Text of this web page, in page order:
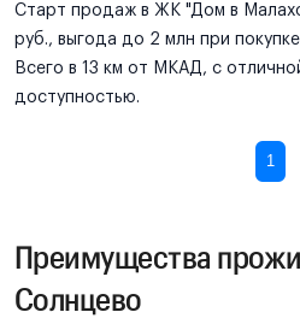
Старт продаж в ЖК "Дом в
руб., выгода до 2 млн при
Всего в 13 км от МКАД, с
доступностью.
1
Преимущества
Солнцево